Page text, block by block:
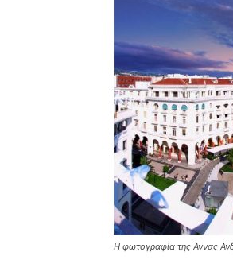
Η φωτογραφία της Αννας